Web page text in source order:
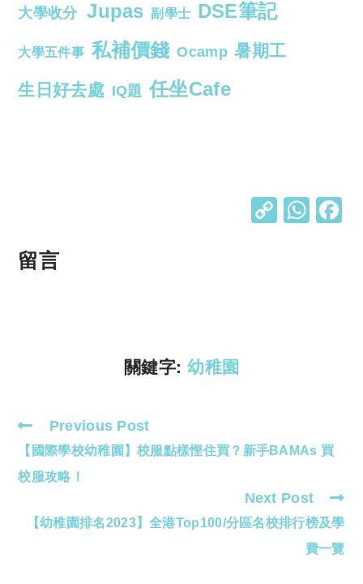
大學收分 Jupas 副學士 DSE筆記
大學五件事 私補價錢 Ocamp 暑期工
生日好去處 IQ題 任坐Cafe
C W
留言
關鍵字: 幼稚園
Read
more
articles
Previous Post
【國際學校幼稚園】校服點樣慳住買？新手BAMAs 買
校服攻略！
Next Post
【幼稚園排名2023】全港Top100/分區名校排行榜及學
費一覽